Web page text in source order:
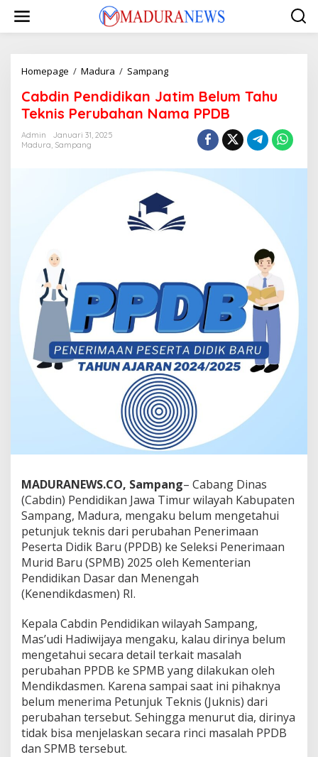
konten
Homepage / Madura / SampangCabdin
Jatim
Belum
Tahu
Perubahan
PPDB
Cabdin Pendidikan Jatim Belum Tahu
Teknis Perubahan Nama PPDB
Admin
Januari 31, 2025
Madura, Sampang
MADURANEWS.CO, Sampang– Cabang Dinas
(Cabdin) Pendidikan Jawa Timur wilayah Kabupaten
Sampang, Madura, mengaku belum mengetahui
petunjuk teknis dari perubahan Penerimaan
Peserta Didik Baru (PPDB) ke Seleksi Penerimaan
Murid Baru (SPMB) 2025 oleh Kementerian
Pendidikan Dasar dan Menengah
(Kenendikdasmen) RI.
Kepala Cabdin Pendidikan wilayah Sampang,
Mas’udi Hadiwijaya mengaku, kalau dirinya belum
mengetahui secara detail terkait masalah
perubahan PPDB ke SPMB yang dilakukan oleh
Mendikdasmen. Karena sampai saat ini pihaknya
belum menerima Petunjuk Teknis (Juknis) dari
perubahan tersebut. Sehingga menurut dia, dirinya
tidak bisa menjelaskan secara rinci masalah PPDB
dan SPMB tersebut.